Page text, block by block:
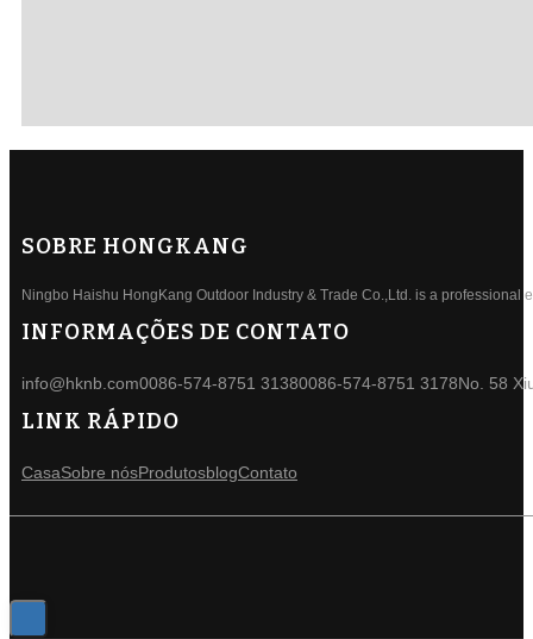
SOBRE HONGKANG
Ningbo Haishu HongKang Outdoor Industry & Trade Co.,Ltd. is a professional
INFORMAÇÕES DE CONTATO
info@hknb.com0086-574-8751 31380086-574-8751 3178No. 58
LINK RÁPIDO
CasaSobre nósProdutosblogContato